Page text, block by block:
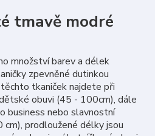
tmavě modré
množství barev a délek
zpevněné dutinkou
tkaniček najdete při
obuvi (45 - 100cm), dále
business nebo slavnostní
prodloužené délky jsou